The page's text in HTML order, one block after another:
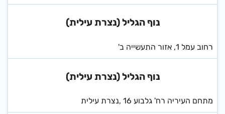
נוף הגליל (נצרת עילית)
רחוב עמל 1, אזור התעשייה ב'
נוף הגליל (נצרת עילית)
מתחם העיריה רח' גלבוע 16 ,נצרת עילית